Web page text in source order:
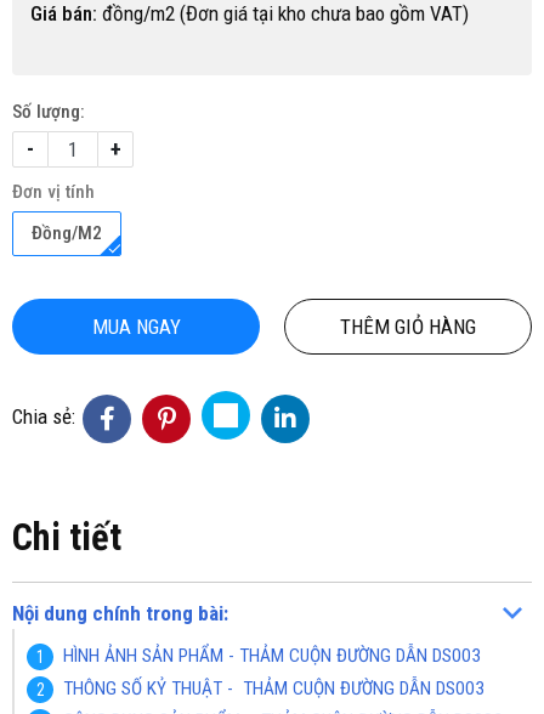
Giá bán: đồng/m2 (Đơn giá tại kho chưa bao gồm VAT)
Số lượng:
- +
Đơn vị tính
Đồng/M2
MUA NGAY THÊM GIỎ HÀNG
Chia sẻ:
Chi tiết
Nội dung chính trong bài:
HÌNH ẢNH SẢN PHẨM - THẢM CUỘN ĐƯỜNG DẪN DS003
THÔNG SỐ KỶ THUẬT - THẢM CUỘN ĐƯỜNG DẪN DS003